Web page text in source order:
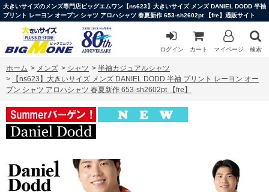
大きいサイズのメンズ専門店ビッグエムワン【ns623】大きいサイズ メンズ DANIEL DODD 半袖
プリント レーヨン オープン シャツ アロハシャツ 春夏新作 653-sh2602pt 【fre】通販サイト
ログイン カート マイページ 検索
ホーム > メンズ > シャツ > 半袖カジュアルシャツ
>
【ns623】大きいサイズ メンズ DANIEL DODD 半袖 プリント レーヨン オー
プン シャツ アロハシャツ 春夏新作 653-sh2602pt 【fre】